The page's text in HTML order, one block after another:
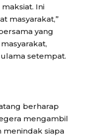
Ini
masyarakat,”
yang
setempat.
berharap
mengambil
menindak siapa